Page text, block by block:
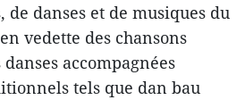
danses et de musiques du
vedette des chansons
accompagnées
tels que dan bau